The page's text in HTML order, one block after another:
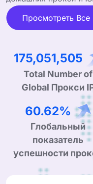
Просмотреть
286,299,191
Total Number of
Global Прокси
99.90%
Глобальный
показатель
успешности